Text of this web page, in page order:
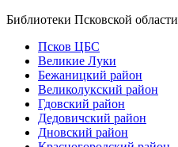
Библиотеки Псковской области
Псков ЦБС
Великие Луки
Бежаницкий район
Великолукский район
Гдовский район
Дедовичский район
Дновский район